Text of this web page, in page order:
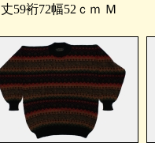
丈59裄72幅52ｃｍ Ｍ